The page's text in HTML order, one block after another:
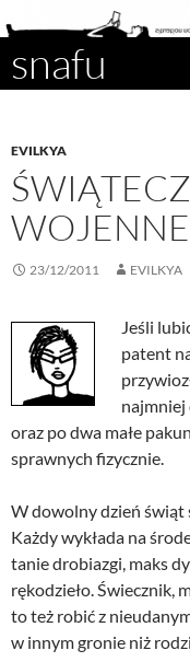
snafu
SKIP
EVILKYA
WOJENNE
23/12/2011 EVILKYA
Jeśli
patent
najmniej
oraz po dwa małe
sprawnych fizycznie.
W dowolny dzień świąt
Każdy wykłada na
tanie drobiazgi, maks
rękodzieło. Świecznik,
to też robić z
w innym gronie niż